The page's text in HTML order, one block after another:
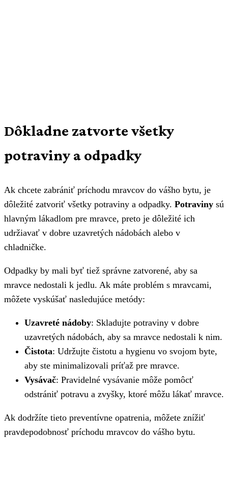
Dôkladne zatvorte všetky
potraviny a odpadky
Ak chcete zabrániť príchodu mravcov do vášho bytu, je
dôležité zatvoriť všetky potraviny a odpadky. Potraviny sú
hlavným lákadlom pre mravce, preto je dôležité ich
udržiavať v dobre uzavretých nádobách alebo v
chladničke.
Odpadky by mali byť tiež správne zatvorené, aby sa
mravce nedostali k jedlu. Ak máte problém s mravcami,
môžete vyskúšať nasledujúce metódy:
Uzavreté nádoby: Skladujte potraviny v dobre
uzavretých nádobách, aby sa mravce nedostali k nim.
Čistota: Udržujte čistotu a hygienu vo svojom byte,
aby ste minimalizovali príťaž pre mravce.
Vysávač: Pravidelné vysávanie môže pomôcť
odstrániť potravu a zvyšky, ktoré môžu lákať mravce.
Ak dodržíte tieto preventívne opatrenia, môžete znížiť
pravdepodobnosť príchodu mravcov do vášho bytu.